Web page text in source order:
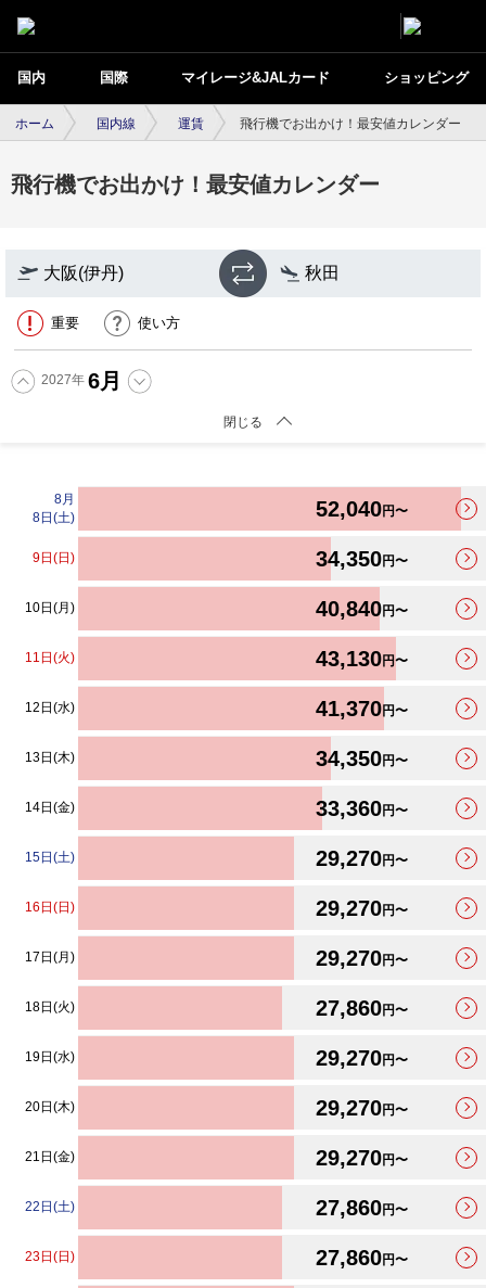
国内 国際 マイレージ&JALカード ショッピング
ホーム 国内線 運賃 飛行機でお出かけ！最安値カレンダー
飛行機でお出かけ！最安値カレンダー
大阪(伊丹) 秋田
重要 使い方
2027年 6月
閉じる
最安値カレンダーが更新されました。
8月
8日(土)
52,040円〜
9日(日) 34,350円〜
10日(月) 40,840円〜
11日(火) 43,130円〜
12日(水) 41,370円〜
13日(木) 34,350円〜
14日(金) 33,360円〜
15日(土) 29,270円〜
16日(日) 29,270円〜
17日(月) 29,270円〜
18日(火) 27,860円〜
19日(水) 29,270円〜
20日(木) 29,270円〜
21日(金) 29,270円〜
22日(土) 27,860円〜
23日(日) 27,860円〜